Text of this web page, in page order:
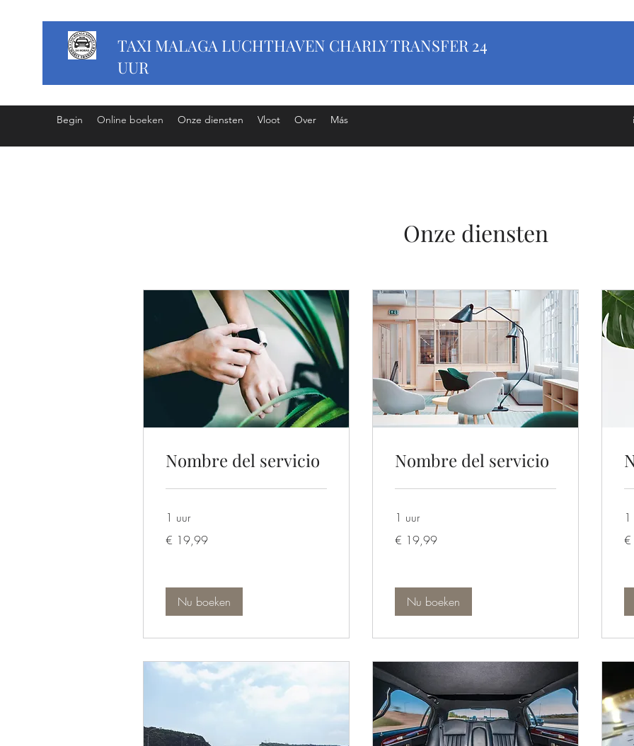
TAXI MALAGA LUCHTHAVEN CHARLY TRANSFER 24
UUR
Begin Online boeken Onze diensten Vloot Over Más
Onze diensten
Nombre del servicio
1 uur
euro
€ 19,99
Nu boeken
Nombre del servicio
1 uur
euro
€ 19,99
Nu boeken
€